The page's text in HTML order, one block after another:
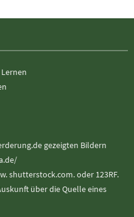
gezeigten Bildern
shutterstock.com. oder 123RF.
über die Quelle eines